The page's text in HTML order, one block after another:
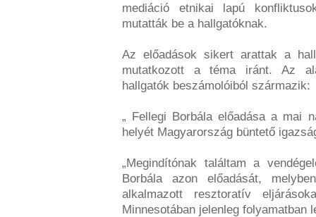
mediáció etnikai lapú
mutatták be a hallgatóknak.
Az előadások sikert arattak a
mutatkozott a téma iránt. Az
hallgatók beszámolóiból származik:
„ Fellegi Borbála előadása a mai
helyét Magyarország büntető
„Megindítónak találtam a
Borbála azon előadását,
alkalmazott resztoratív
Minnesotában jelenleg folyamatban